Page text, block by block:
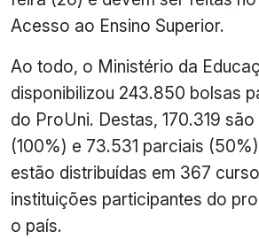
Acesso ao Ensino Superior.
Ao todo, o Ministério da
disponibilizou 243.850 bolsas
do ProUni. Destas, 170.319
(100%) e 73.531 parciais
estão distribuídas em 367
instituições participantes do
o país.